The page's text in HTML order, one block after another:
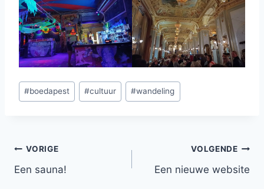
Bericht
tags:
#boedapest #cultuur #wandeling
Bericht
navigatie
VORIGE
Een sauna!
VOLGENDE
Een nieuwe website